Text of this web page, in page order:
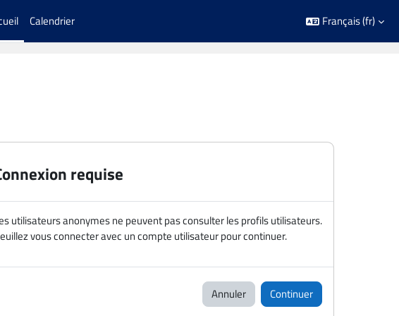
Calendrier Français ‎(fr)‎
requise
utilisateurs anonymes ne peuvent pas consulter les profils utilisateurs.
vous connecter avec un compte utilisateur pour continuer.
Annuler Continuer